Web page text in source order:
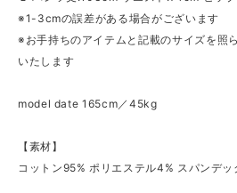
※1-3cmの誤差がある場合がございます
※お手持ちのアイテムと記載のサイズを照
いたします
model date 165cm／45kg
【素材】
コットン95% ポリエステル4% スパンデッ